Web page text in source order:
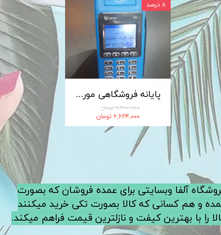
پایانه فروشگاهی مورفان MoreFun مدل H9
۷,۲۰۰,۰۰۰ تومان
۶,۶۲۴,۰۰۰ تومان
۸ درصد
کابل شارژ MICRO-USB اندروید LDNIO الدینیو مدل XS-07 متراژ 1 متر
آلفا وبسایتی برای عمده فروشان که بصورت
و هم کسانی که کالا بصورت تکی خرید میکنند
را با بهترین کیفت و نازلترین قیمت فراهم میکند.